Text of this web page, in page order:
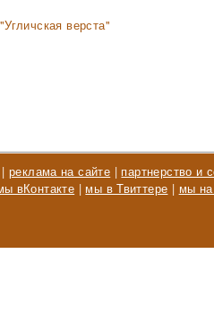
верста"
| реклама на сайте | партнерство и
вКонтакте | мы в Твиттере | мы